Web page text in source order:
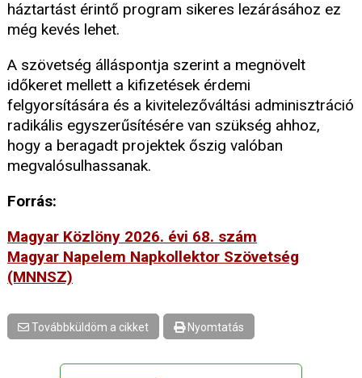
háztartást érintő program sikeres lezárásához ez
még kevés lehet.
A szövetség álláspontja szerint a megnövelt
időkeret mellett a kifizetések érdemi
felgyorsítására és a kivitelezőváltási adminisztráció
radikális egyszerűsítésére van szükség ahhoz,
hogy a beragadt projektek őszig valóban
megvalósulhassanak.
Forrás:
Magyar Közlöny 2026. évi 68. szám
Magyar Napelem Napkollektor Szövetség
(MNNSZ)
Továbbküldöm a cikket Nyomtatás